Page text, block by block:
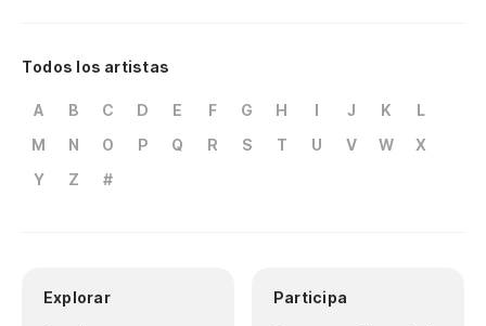
Todos los artistas
A B C D E F G H I J K
L
M
N O P Q R S T U V W
X
Y
Z #
Explorar Participa